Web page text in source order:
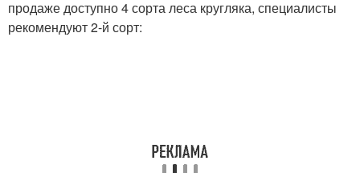
продаже доступно 4 сорта леса кругляка, специалисты
рекомендуют 2-й сорт: